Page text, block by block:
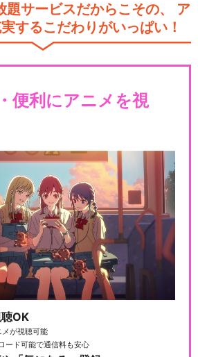
サービスだからこその、
ア
するこだわりがいっぱい！
便利にアニメを視
OK
が視聴可能
ード可能で通信料も安心